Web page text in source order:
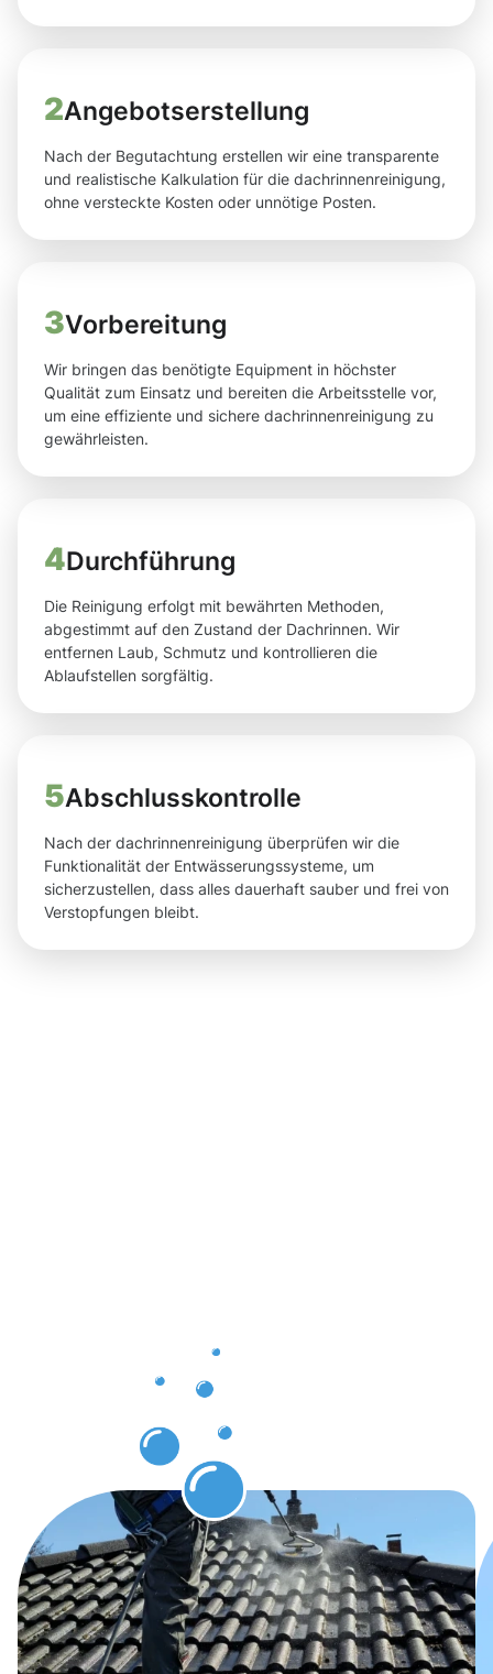
2Angebotserstellung
Nach der Begutachtung erstellen wir eine transparente
und realistische Kalkulation für die dachrinnenreinigung,
ohne versteckte Kosten oder unnötige Posten.
3Vorbereitung
Wir bringen das benötigte Equipment in höchster
Qualität zum Einsatz und bereiten die Arbeitsstelle vor,
um eine effiziente und sichere dachrinnenreinigung zu
gewährleisten.
4Durchführung
Die Reinigung erfolgt mit bewährten Methoden,
abgestimmt auf den Zustand der Dachrinnen. Wir
entfernen Laub, Schmutz und kontrollieren die
Ablaufstellen sorgfältig.
5Abschlusskontrolle
Nach der dachrinnenreinigung überprüfen wir die
Funktionalität der Entwässerungssysteme, um
sicherzustellen, dass alles dauerhaft sauber und frei von
Verstopfungen bleibt.